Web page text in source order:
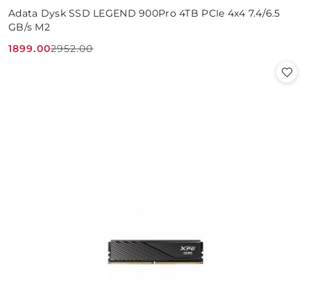
Adata Dysk SSD LEGEND 900Pro 4TB PCIe 4x4 7.4/6.5
GB/s M2
Cena
1899.00
Cena
2952.00